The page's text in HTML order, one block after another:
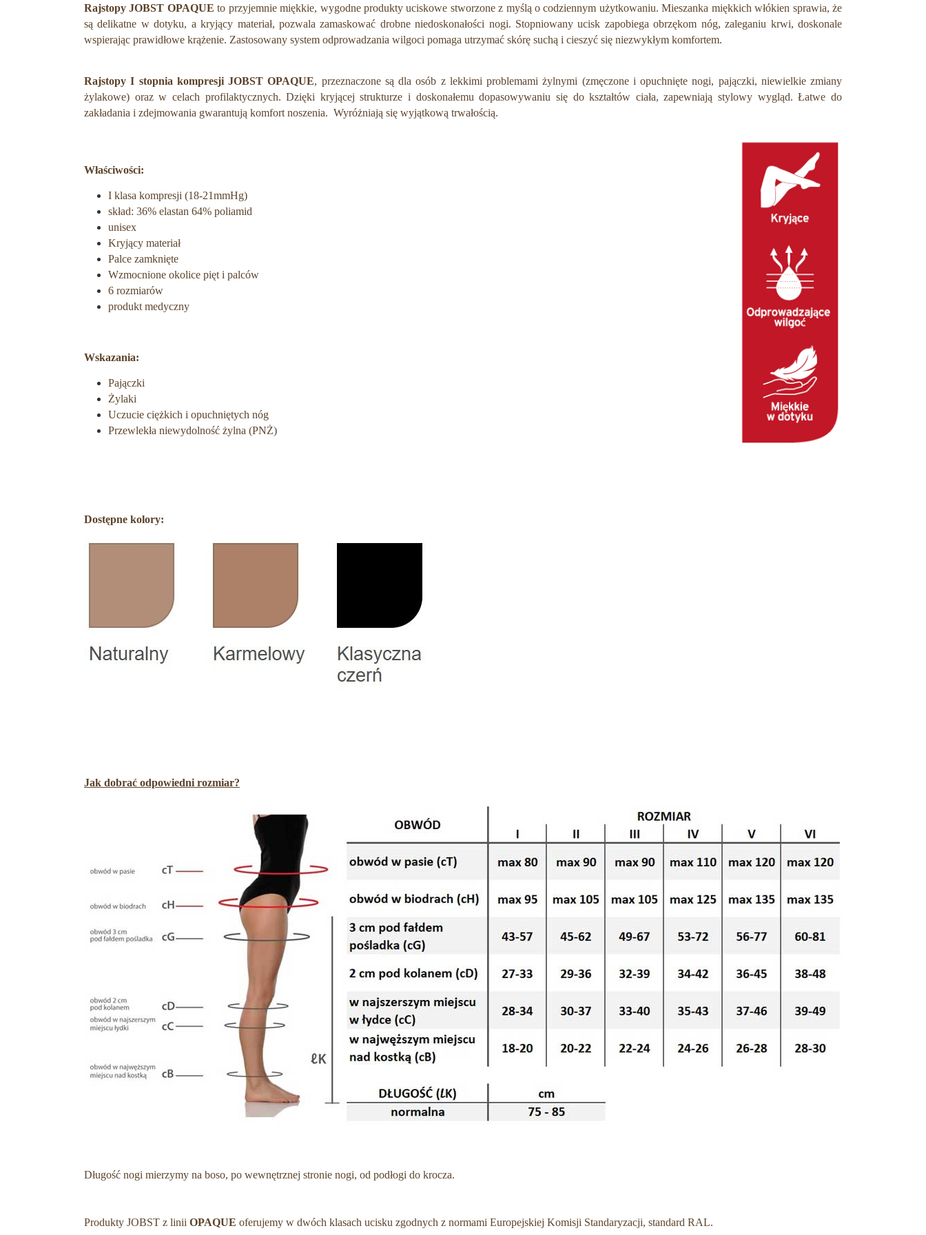
Rajstopy JOBST OPAQUE to przyjemnie miękkie, wygodne produkty uciskowe stworzone z myślą o codziennym użytkowaniu. Mieszanka miękkich włókien sprawia, że
są delikatne w dotyku, a kryjący materiał, pozwala zamaskować drobne niedoskonałości nogi. Stopniowany ucisk zapobiega obrzękom nóg, zaleganiu krwi, doskonale
wspierając prawidłowe krążenie. Zastosowany system odprowadzania wilgoci pomaga utrzymać skórę suchą i cieszyć się niezwykłym komfortem.
Rajstopy I stopnia kompresji JOBST OPAQUE, przeznaczone są dla osób z lekkimi problemami żylnymi (zmęczone i opuchnięte nogi, pajączki, niewielkie zmiany
żylakowe) oraz w celach profilaktycznych. Dzięki kryjącej strukturze i doskonałemu dopasowywaniu się do kształtów ciała, zapewniają stylowy wygląd. Łatwe do
zakładania i zdejmowania gwarantują komfort noszenia. Wyróżniają się wyjątkową trwałością.
Właściwości:
I klasa kompresji (18-21mmHg)
skład: 36% elastan 64% poliamid
unisex
Kryjący materiał
Palce zamknięte
Wzmocnione okolice pięt i palców
6 rozmiarów
produkt medyczny
Wskazania:
Pajączki
Żylaki
Uczucie ciężkich i opuchniętych nóg
Przewlekła niewydolność żylna (PNŻ)
Dostępne kolory:
Jak dobrać odpowiedni rozmiar?
Długość nogi mierzymy na boso, po wewnętrznej stronie nogi, od podłogi do krocza.
Produkty JOBST z linii OPAQUE oferujemy w dwóch klasach ucisku zgodnych z normami Europejskiej Komisji Standaryzacji, standard RAL.